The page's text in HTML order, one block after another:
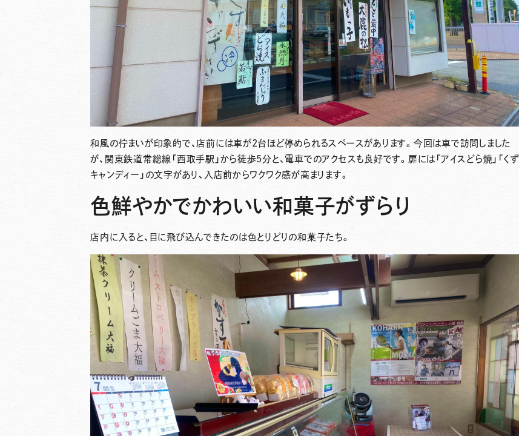
和風の佇まいが印象的で、店前には車が2台ほど停められるスペースがあります。今回は車で訪問しました
が、関東鉄道常総線「西取手駅」から徒歩5分と、電車でのアクセスも良好です。扉には「アイスどら焼」「くず
キャンディー」の文字があり、入店前からワクワク感が高まります。
色鮮やかでかわいい和菓子がずらり
店内に入ると、目に飛び込んできたのは色とりどりの和菓子たち。